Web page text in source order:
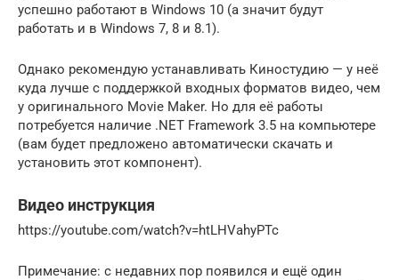
успешно работают в Windows 10 (а значит будут
работать и в Windows 7, 8 и 8.1).
Однако рекомендую устанавливать Киностудию — у неё
куда лучше с поддержкой входных форматов видео, чем
у оригинального Movie Maker. Но для её работы
потребуется наличие .NET Framework 3.5 на компьютере
(вам будет предложено автоматически скачать и
установить этот компонент).
Видео инструкция
https://youtube.com/watch?v=htLHVahyPTc
Примечание: с недавних пор появился и ещё один